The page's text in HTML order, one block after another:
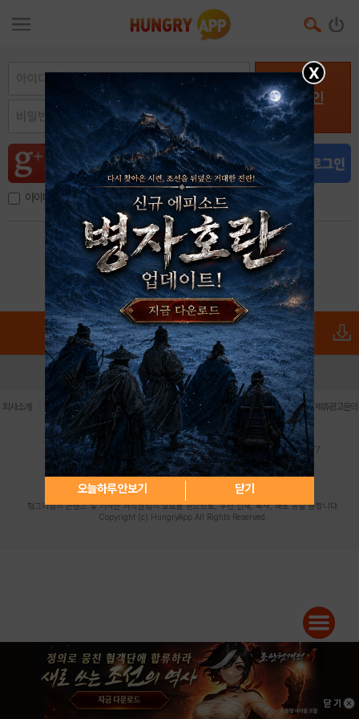
로그인
아이디, 이메일 저장
아이디 / 비밀번호 찾기 회원가입
X
오늘하루 안보기 닫기
로그인 PC버전 전체앱
회사소개 이용약관 | 개인정보 처리방침 | 청소년 보호정책 | 불법촬영물 신고센터 | 제휴광고문의
사업자등록번호:119-86-61101 (주)스마트나우 대표이사:송현두
주소: 서울시 금천구 가산디지털1로 171 연락처:063-284-8635 팩스:02-6265-0377
청소년보호책임자:김동욱desk@hungryapp.co.kr
등록번호:서울아02322 | 등록일자:2016년4월25일
발행인:(주)스마트나우 송현두 | 편집인:김동욱
헝그리앱의 콘텐츠 및 기사는 저작권법의 보호를 받으므로, 무단 전재, 복사, 배포 등을 금합니다.
Copyright (c) HungryApp All Rights Reserved.